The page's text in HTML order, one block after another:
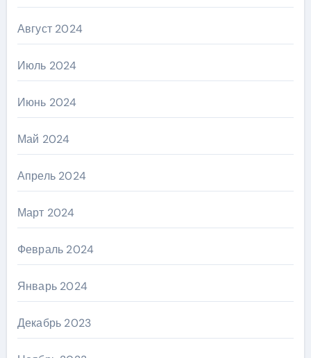
Август 2024
Июль 2024
Июнь 2024
Май 2024
Апрель 2024
Март 2024
Февраль 2024
Январь 2024
Декабрь 2023